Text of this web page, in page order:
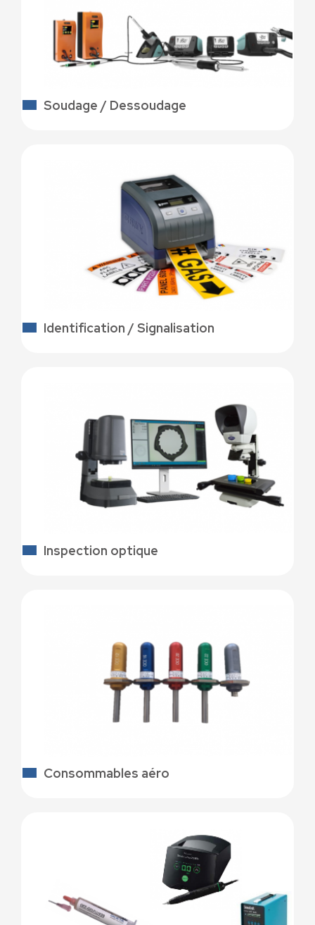
Soudage / Dessoudage
Identification / Signalisation
Inspection optique
Consommables aéro